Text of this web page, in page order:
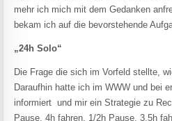
mehr ich mich mit dem Gedanken
bekam ich auf die bevorstehende
„24h Solo“
Die Frage die sich im Vorfeld stellte,
Daraufhin hatte ich im WWW und bei
informiert und mir ein Strategie zu
Pause, 4h fahren, 1/2h Pause, 3,5h